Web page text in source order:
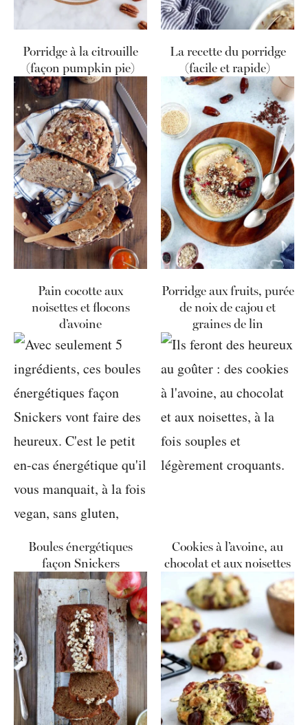
Porridge à la citrouille
(façon pumpkin pie)
La recette du porridge
(facile et rapide)
Pain cocotte aux
noisettes et flocons
d’avoine
Porridge aux fruits, purée
de noix de cajou et
graines de lin
Boules énergétiques
façon Snickers
Cookies à l’avoine, au
chocolat et aux noisettes